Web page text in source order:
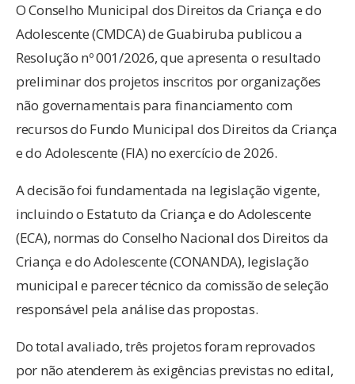
O Conselho Municipal dos Direitos da Criança e do
Adolescente (CMDCA) de Guabiruba publicou a
Resolução nº 001/2026, que apresenta o resultado
preliminar dos projetos inscritos por organizações
não governamentais para financiamento com
recursos do Fundo Municipal dos Direitos da Criança
e do Adolescente (FIA) no exercício de 2026.
A decisão foi fundamentada na legislação vigente,
incluindo o Estatuto da Criança e do Adolescente
(ECA), normas do Conselho Nacional dos Direitos da
Criança e do Adolescente (CONANDA), legislação
municipal e parecer técnico da comissão de seleção
responsável pela análise das propostas.
Do total avaliado, três projetos foram reprovados
por não atenderem às exigências previstas no edital,